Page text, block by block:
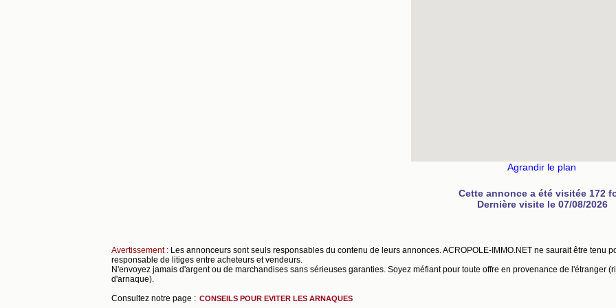
Agrandir le plan
Cette annonce a été visitée 172
Dernière visite le 07/08/2026
Avertissement : Les annonceurs sont seuls responsables du contenu de leurs annonces. ACROPOLE-IMMO.NET ne saurait être tenu
responsable de litiges entre acheteurs et vendeurs.
N'envoyez jamais d'argent ou de marchandises sans sérieuses garanties. Soyez méfiant pour toute offre en provenance de l'étranger
d'arnaque).
Consultez notre page : CONSEILS POUR EVITER LES ARNAQUES